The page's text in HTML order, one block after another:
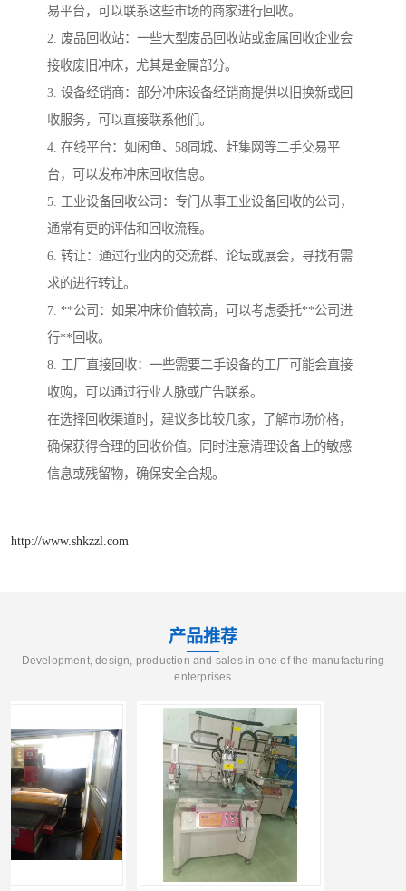
易平台，可以联系这些市场的商家进行回收。
2. 废品回收站：一些大型废品回收站或金属回收企业会
接收废旧冲床，尤其是金属部分。
3. 设备经销商：部分冲床设备经销商提供以旧换新或回
收服务，可以直接联系他们。
4. 在线平台：如闲鱼、58同城、赶集网等二手交易平
台，可以发布冲床回收信息。
5. 工业设备回收公司：专门从事工业设备回收的公司，
通常有更的评估和回收流程。
6. 转让：通过行业内的交流群、论坛或展会，寻找有需
求的进行转让。
7. **公司：如果冲床价值较高，可以考虑委托**公司进
行**回收。
8. 工厂直接回收：一些需要二手设备的工厂可能会直接
收购，可以通过行业人脉或广告联系。
在选择回收渠道时，建议多比较几家，了解市场价格，
确保获得合理的回收价值。同时注意清理设备上的敏感
信息或残留物，确保安全合规。
http://www.shkzzl.com
产品推荐
Development, design, production and sales in one of the manufacturing
enterprises